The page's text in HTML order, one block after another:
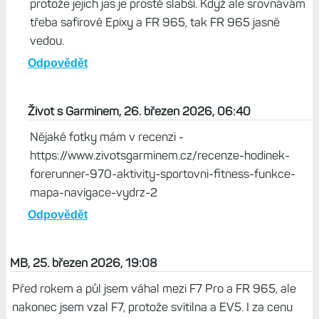
protože jejich jas je prostě slabší. Když ale srovnávám
třeba safírové Epixy a FR 965, tak FR 965 jasně
vedou.
Odpovědět
Život s Garminem, 26. březen 2026, 06:40
Nějaké fotky mám v recenzi -
https://www.zivotsgarminem.cz/recenze-hodinek-
forerunner-970-aktivity-sportovni-fitness-funkce-
mapa-navigace-vydrz-2
Odpovědět
MB, 25. březen 2026, 19:08
Před rokem a půl jsem váhal mezi F7 Pro a FR 965, ale
nakonec jsem vzal F7, protože svítilna a EV5. I za cenu